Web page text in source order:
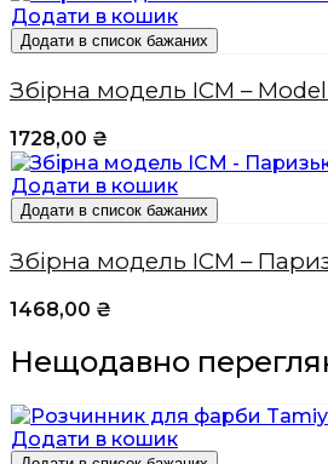
Додати в кошик
Додати в список бажаних
Збірна модель ICM –
1728,00 ₴
Додати в кошик
Додати в список бажаних
Збірна модель ICM –
1468,00 ₴
Нещодавно
Додати в кошик